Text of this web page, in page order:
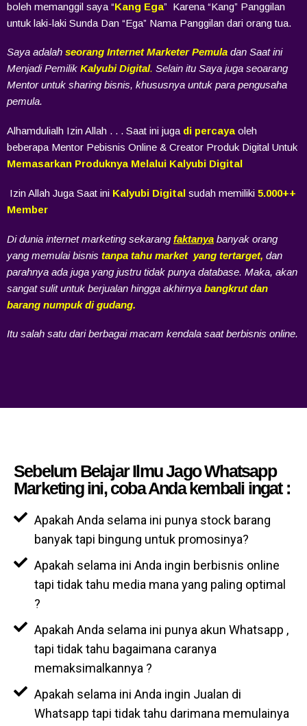
boleh memanggil saya “Kang Ega” Karena “Kang” Panggilan
untuk laki-laki Sunda Dan “Ega” Nama Panggilan dari orang tua.
Saya adalah seorang Internet Marketer Pemula dan Saat ini
Menjadi Pemilik Kalyubi Digital. Selain itu Saya juga seoarang
Mentor untuk sharing bisnis, khususnya untuk para pengusaha
pemula.
Alhamdulialh Izin Allah . . . Saat ini juga di percaya oleh
beberapa Mentor Pebisnis Online & Creator Produk Digital Untuk
Memasarkan Produknya Melalui Kalyubi Digital
Izin Allah Juga Saat ini Kalyubi Digital sudah memiliki 5.000++
Member
Di dunia internet marketing sekarang faktanya banyak orang
yang memulai bisnis tanpa tahu market yang tertarget, dan
parahnya ada juga yang justru tidak punya database. Maka, akan
sangat sulit untuk berjualan hingga akhirnya bangkrut dan
barang numpuk di gudang.
Itu salah satu dari berbagai macam kendala saat berbisnis online.
Sebelum Belajar Ilmu Jago Whatsapp
Marketing ini, coba Anda kembali ingat :
Apakah Anda selama ini punya stock barang
banyak tapi bingung untuk promosinya?
Apakah selama ini Anda ingin berbisnis online
tapi tidak tahu media mana yang paling optimal
?
Apakah Anda selama ini punya akun Whatsapp ,
tapi tidak tahu bagaimana caranya
memaksimalkannya ?
Apakah selama ini Anda ingin Jualan di
Whatsapp tapi tidak tahu darimana memulainya